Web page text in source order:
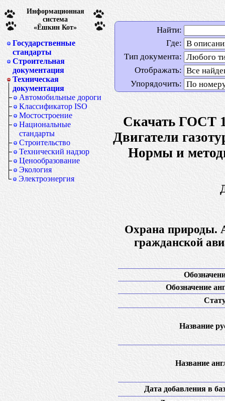
Информационная
система
«Ёшкин Кот»
Государственные
стандарты
Строительная
документация
Техническая
документация
Автомобильные дороги
Классификатор ISO
Мостостроение
Национальные
стандарты
Строительство
Технический надзор
Ценообразование
Экология
Электроэнергия
Найти:
Где:
Тип документа:
Отображать:
Упорядочить:
Скачать ГОСТ
Двигатели
Нормы и
Охрана природы.
гражданской
Обозначение
Название
Название
Дата добавления в